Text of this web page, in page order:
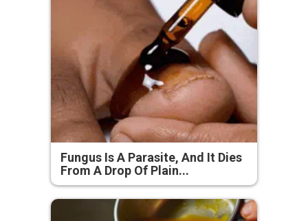
Fungus Is A Parasite, And It Dies
From A Drop Of Plain...